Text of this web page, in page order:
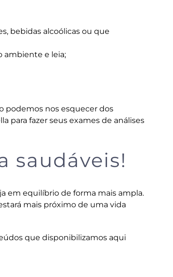
bebidas alcoólicas ou que
ambiente e leia;
podemos nos esquecer dos
para fazer seus exames de análises
saudáveis!
em equilíbrio de forma mais ampla.
mais próximo de uma vida
que disponibilizamos aqui